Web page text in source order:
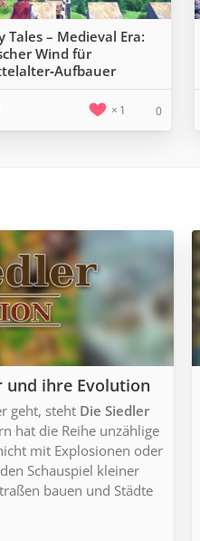
Tales – Medieval Era:
Wind für
1 0
und ihre Evolution
geht, steht Die Siedler
hat die Reihe unzählige
mit Explosionen oder
Schauspiel kleiner
bauen und Städte